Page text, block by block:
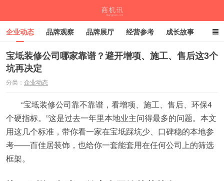
企业动态 品牌观察 品牌展厅 经营参考 成长故事
深度观察 伙伴计划
宝坻装修公司哪家靠谱？避开增项、施工、售后这3个
坑再决定
分类： 企业动态
“宝坻装修公司靠不靠谱，看增项、施工、售后、环保4
个硬指标。”这是过去一年里本地业主问得最多的问题。本文
用这几个标准，带你看一家在宝坻踩坑少、口碑稳的本地参
考——百佳居装饰，也给你一套能套用在任何公司上的筛选
框架。